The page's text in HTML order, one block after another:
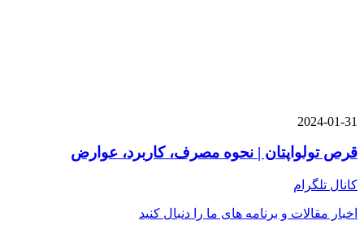
2024-01-31
قرص تولواپتان | نحوه مصرف، کاربرد، عوارض
کانال تلگرام
اخبار مقالات و برنامه های ما را دنبال کنید